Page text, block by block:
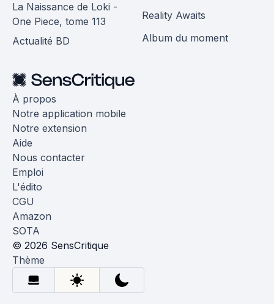
La Naissance de Loki -
One Piece, tome 113
Actualité BD
Reality Awaits
Album du moment
À propos
Notre application mobile
Notre extension
Aide
Nous contacter
Emploi
L'édito
CGU
Amazon
SOTA
© 2026 SensCritique
Thème